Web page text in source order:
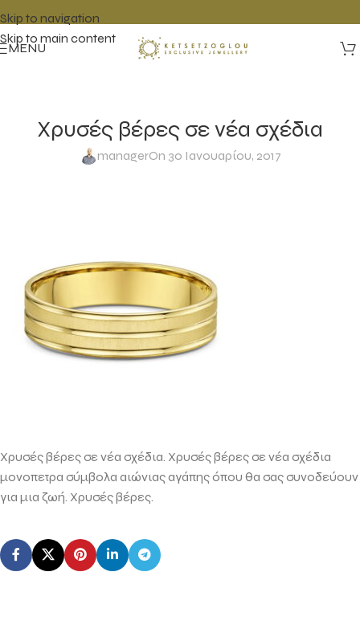
Skip to navigation
Skip to main content
MENU
Xρυσές βέρες σε νέα σχέδια
managerOn 30 Ιανουαρίου, 2017
Xρυσές βέρες σε νέα σχέδια. Xρυσές βέρες σε νέα σχέδια
μονοπετρα σύμβολα αιώνιας αγάπης όπου θα σας συνοδεύουν
για μια ζωή. Xρυσές βέρες.